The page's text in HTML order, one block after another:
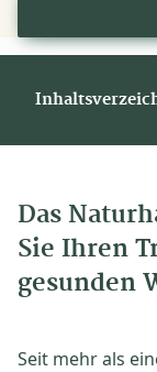
Das
Sie Ihren
gesunden
Seit mehr als